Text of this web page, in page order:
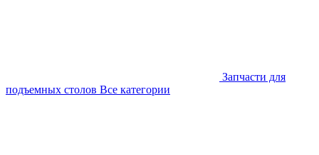
Запчасти для
подъемных столов Все категории